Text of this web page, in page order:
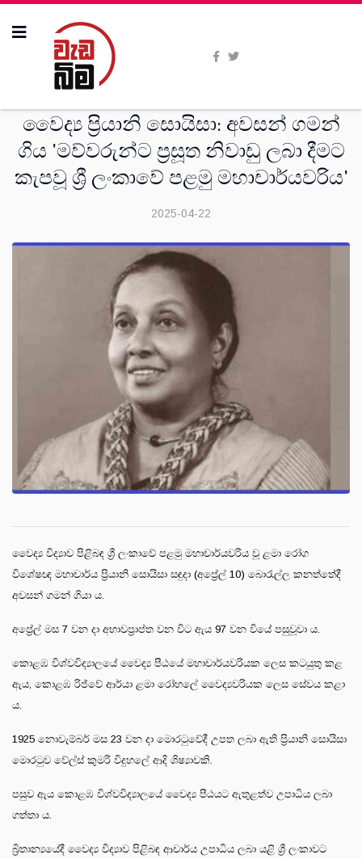
වෛද්‍ය ප්‍රියානි සොයිසා: අවසන් ගමන්
ගිය 'මව්වරුන්ට ප්‍රසූත නිවාඩු ලබා දීමට
කැපවූ ශ්‍රී ලංකාවේ පළමු මහාචාර්යවරිය'
2025-04-22
වෛද්‍ය විද්‍යාව පිළිබඳ ශ්‍රී ලංකාවේ පළමු මහාචාර්යවරිය වූ ළමා රෝග
විශේෂඥ මහාචාර්ය ප්‍රියානි සොයිසා සඳුදා (අප්‍රේල් 10) බොරැල්ල කනත්තේදී
අවසන් ගමන් ගියා ය.
අප්‍රේල් මස 7 වන දා අභාවප්‍රාප්ත වන විට ඇය 97 වන වියේ පසුවූවා ය.
කොළඹ විශ්වවිද්‍යාලයේ වෛද්‍ය පීඨයේ මහාචාර්යවරියක ලෙස කටයුතු කළ
ඇය, කොළඹ රිජ්වේ ආර්යා ළමා රෝහලේ වෛද්‍යවරියක ලෙස සේවය කළා
ය.
1925 නොවැම්බර් මස 23 වන දා මොරටුවේදී උපත ලබා ඇති ප්‍රියානි සොයිසා
මොරටුව වේල්ස් කුමරි විදුහලේ ආදි ශිෂ්‍යාවකි.
පසුව ඇය කොළඹ විශ්වවිද්‍යාලයේ වෛද්‍ය පීඨයට ඇතුළත්ව උපාධිය ලබා
ගත්තා ය.
බ්‍රිතාන්‍යයේදී වෛද්‍ය විද්‍යාව පිළිබඳ ආචාර්ය උපාධිය ලබා යළි ශ්‍රී ලංකාවට